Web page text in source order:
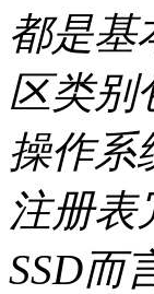
都是基
区类别
操作系
注册表
SSD而